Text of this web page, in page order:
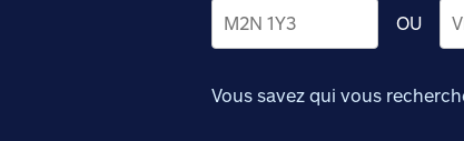
OU
Vous savez qui vous